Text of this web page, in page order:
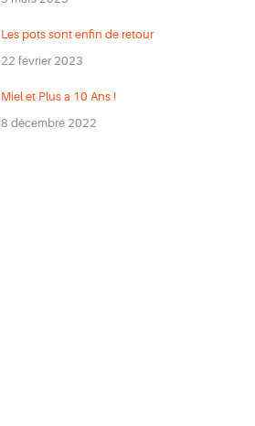
Les pots sont enfin de retour
22 février 2023
Miel et Plus a 10 Ans !
8 décembre 2022